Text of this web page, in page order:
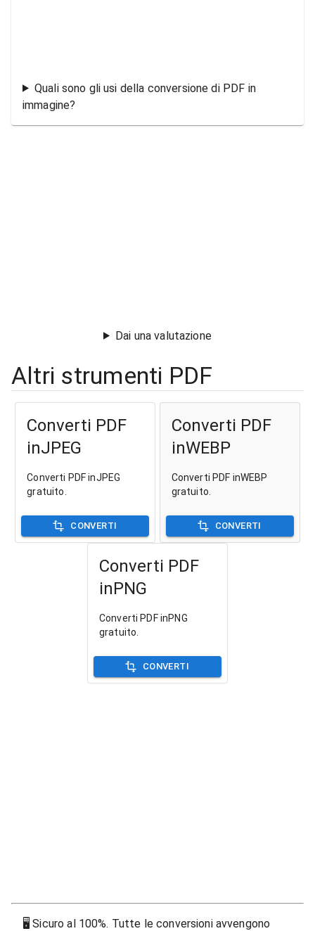
Quali sono gli usi della conversione di PDF in
immagine?
Dai una valutazione
Altri strumenti PDF
Converti PDF
inJPEG
Converti PDF inJPEG
gratuito.
CONVERTI
Converti PDF
inWEBP
Converti PDF inWEBP
gratuito.
CONVERTI
Converti PDF
inPNG
Converti PDF inPNG
gratuito.
CONVERTI
🖥Sicuro al 100%. Tutte le conversioni avvengono